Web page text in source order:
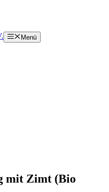
Menü
mit Zimt (Bio